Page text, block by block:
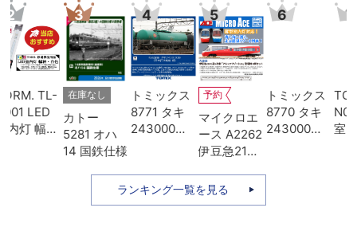
3
在庫なし
カトー
5281 オハ
14 国鉄仕様
4
トミックス
8771 タキ
243000形
日本石油輸
5
予約
マイクロエ
ース A2262
伊豆急2100
ルファ・リ
ゾート21 登
6
トミックス
8770 タキ
243000形
日本オイル
ル･青
7
TORM. TL-
N013 LED
室内灯 Kタ
ランキング一覧を見る